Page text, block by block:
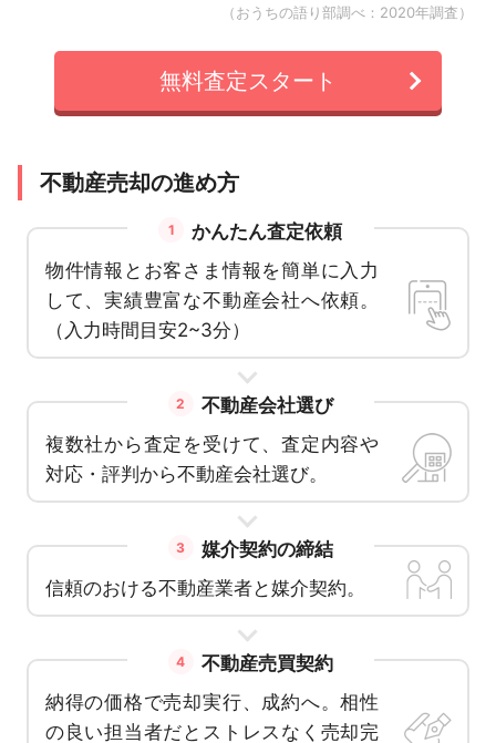
（おうちの語り部調べ：2020年調査）
無料査定スタート
不動産売却の進め方
1
かんたん査定依頼
物件情報とお客さま情報を簡単に入力
して、実績豊富な不動産会社へ依頼。
（入力時間目安2~3分）
2
不動産会社選び
複数社から査定を受けて、査定内容や
対応・評判から不動産会社選び。
3
媒介契約の締結
信頼のおける不動産業者と媒介契約。
4
不動産売買契約
納得の価格で売却実行、成約へ。相性
の良い担当者だとストレスなく売却完